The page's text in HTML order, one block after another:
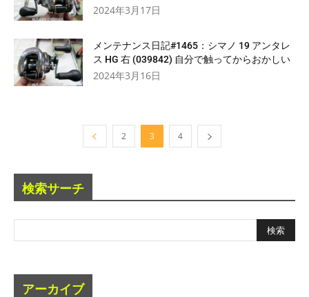
2024年3月17日
メンテナンス日記#1465：シマノ 19 アンタレ
ス HG 右 (039842) 自分で触ってからおかしい
2024年3月16日
2 3 4
検索サーチ
アーカイブ